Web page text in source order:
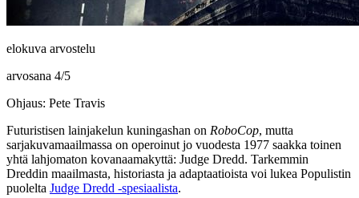
elokuva arvostelu
arvosana 4/5
Ohjaus: Pete Travis
Futuristisen lainjakelun kuningashan on RoboCop, mutta
sarjakuvamaailmassa on operoinut jo vuodesta 1977 saakka toinen
yhtä lahjomaton kovanaamakyttä: Judge Dredd. Tarkemmin
Dreddin maailmasta, historiasta ja adaptaatioista voi lukea Populistin
puolelta Judge Dredd ‑spesiaalista.